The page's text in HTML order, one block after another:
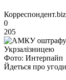
0
205
Фото: Интерпайп
Йдеться про